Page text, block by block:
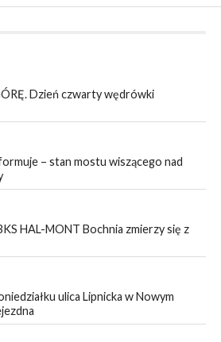
Dzień czwarty wędrówki
– stan mostu wiszącego nad
HAL-MONT Bochnia zmierzy się z
ulica Lipnicka w Nowym